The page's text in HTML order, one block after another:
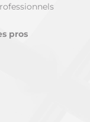
pros